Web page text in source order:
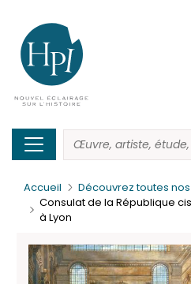
contenu
principal
Menu
secondaire
(header)
Accueil
Découvrez toutes
Consulat de la République
à Lyon